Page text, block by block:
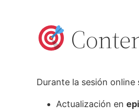
Durante la sesión online
Actualización en